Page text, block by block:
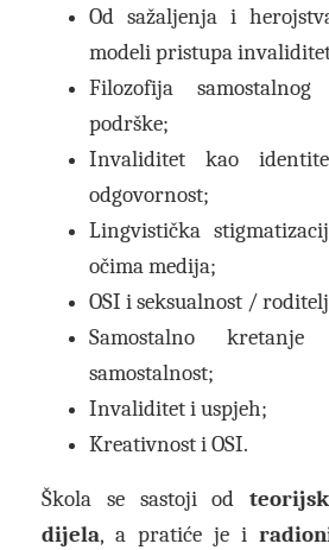
Od sažaljenja i
modeli pristupa
Filozofija
podrške;
Invaliditet kao
odgovornost;
Lingvistička
očima medija;
OSI i seksualnost /
Samostalno
samostalnost;
Invaliditet i uspjeh;
Kreativnost i OSI.
Škola se sastoji od
dijela, a pratiće je i